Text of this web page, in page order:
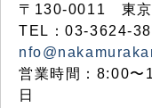
〒130-0011 東京
TEL：03-3624-
営業時間：8:00〜
日